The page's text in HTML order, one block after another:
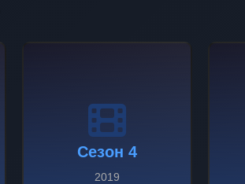
Сезон 4
2019